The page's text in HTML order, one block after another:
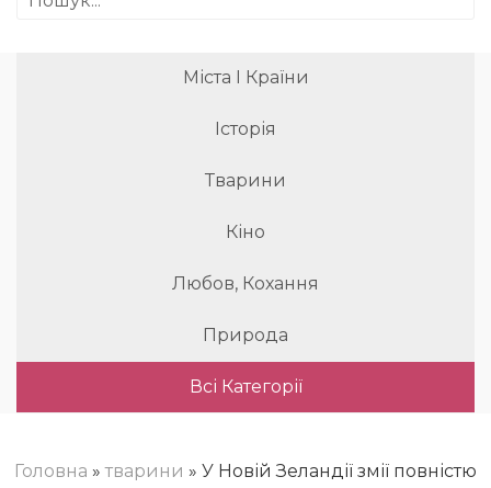
Міста І Країни
Історія
Тварини
Кіно
Любов, Кохання
Природа
Всі Категорії
Головна »тварини » У Новій Зеландії змії повністю